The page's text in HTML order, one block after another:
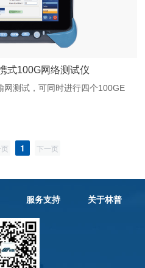
式100G网络测试仪
网测试，可同时进行四个100GE
页 1 下一页
服务支持 关于林普